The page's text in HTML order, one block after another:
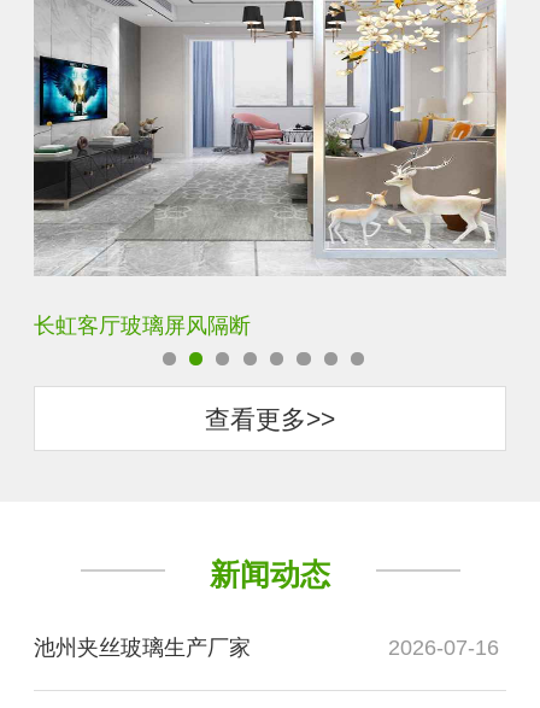
夹丝夹胶夹绢玻璃屏风
查看更多>>
新闻动态
池州夹丝玻璃生产厂家 2026-07-16